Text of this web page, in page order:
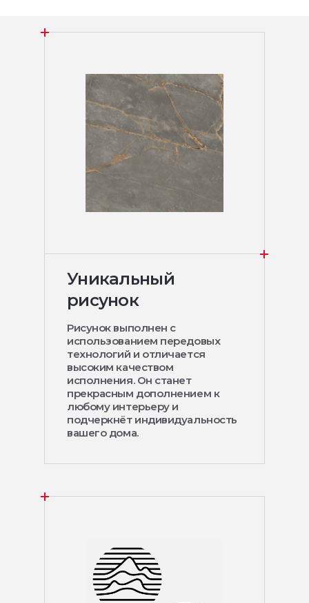
Уникальный
рисунок
Рисунок выполнен с
использованием передовых
технологий и отличается
высоким качеством
исполнения. Он станет
прекрасным дополнением к
любому интерьеру и
подчеркнёт индивидуальность
вашего дома.